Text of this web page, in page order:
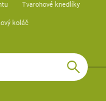
Tvarohové knedlíky
koláč